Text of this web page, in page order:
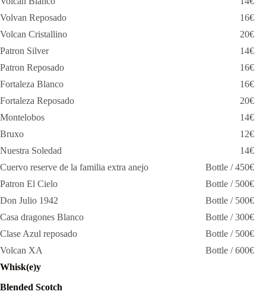
Volvan Reposado
16€
Volcan Cristallino
20€
Patron Silver
14€
Patron Reposado
16€
Fortaleza Blanco
16€
Fortaleza Reposado
20€
Montelobos
14€
Bruxo
12€
Nuestra Soledad
14€
Cuervo reserve de la familia extra anejo
Bottle / 450€
Patron El Cielo
Bottle / 500€
Don Julio 1942
Bottle / 500€
Casa dragones Blanco
Bottle / 300€
Clase Azul reposado
Bottle / 500€
Volcan XA
Bottle / 600€
Whisk(e)y
Blended Scotch